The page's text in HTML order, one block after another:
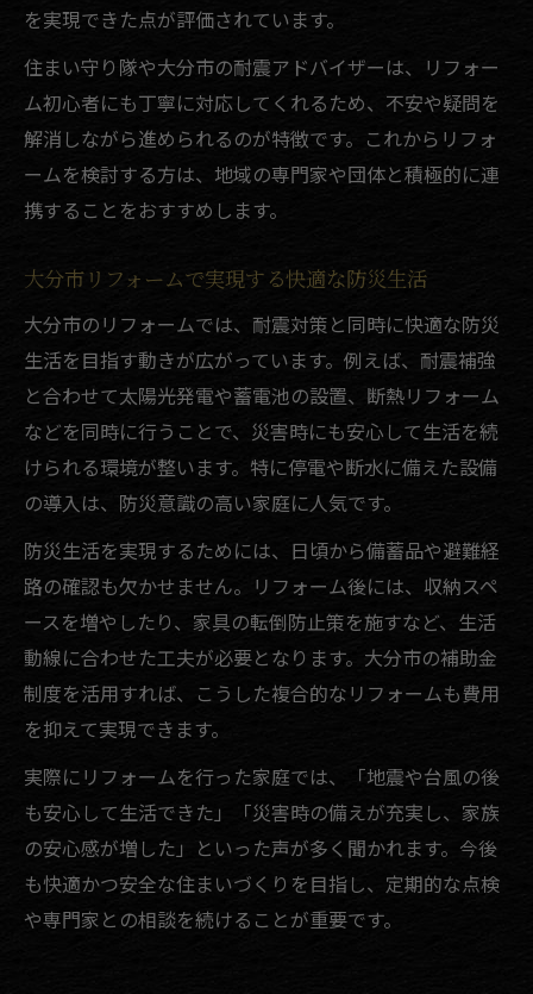
を実現できた点が評価されています。
住まい守り隊や大分市の耐震アドバイザーは、リフォー
ム初心者にも丁寧に対応してくれるため、不安や疑問を
解消しながら進められるのが特徴です。これからリフォ
ームを検討する方は、地域の専門家や団体と積極的に連
携することをおすすめします。
大分市リフォームで実現する快適な防災生活
大分市のリフォームでは、耐震対策と同時に快適な防災
生活を目指す動きが広がっています。例えば、耐震補強
と合わせて太陽光発電や蓄電池の設置、断熱リフォーム
などを同時に行うことで、災害時にも安心して生活を続
けられる環境が整います。特に停電や断水に備えた設備
の導入は、防災意識の高い家庭に人気です。
防災生活を実現するためには、日頃から備蓄品や避難経
路の確認も欠かせません。リフォーム後には、収納スペ
ースを増やしたり、家具の転倒防止策を施すなど、生活
動線に合わせた工夫が必要となります。大分市の補助金
制度を活用すれば、こうした複合的なリフォームも費用
を抑えて実現できます。
実際にリフォームを行った家庭では、「地震や台風の後
も安心して生活できた」「災害時の備えが充実し、家族
の安心感が増した」といった声が多く聞かれます。今後
も快適かつ安全な住まいづくりを目指し、定期的な点検
や専門家との相談を続けることが重要です。